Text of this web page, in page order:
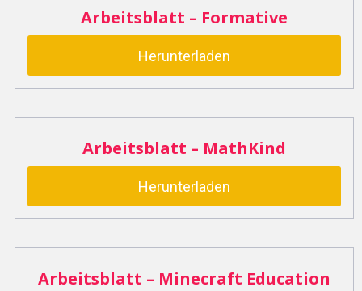
Arbeitsblatt – Formative
Herunterladen
Arbeitsblatt – MathKind
Herunterladen
Arbeitsblatt – Minecraft Education